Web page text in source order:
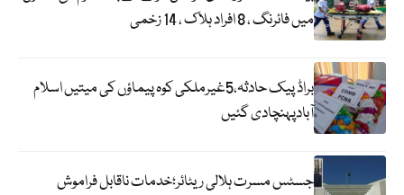
میں فائرنگ ، 8 افراد ہلاک ، 14 زخمی
براڈ پیک حادثہ،5غیرملکی کوہ پیماؤں کی میتیں اسلام
آبادپہنچادی گئیں
جسٹس مسرت ہلالی ریٹائر؛خدمات ناقابل فراموش